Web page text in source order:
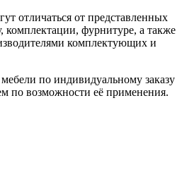
отличаться от представленных
комплектации, фурнитуре, а также
комплектующих и
по индивидуальному заказу
по возможности её применения.